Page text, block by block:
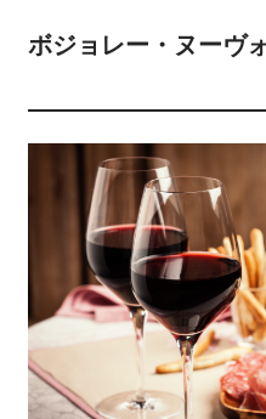
ボジョレー・ヌーヴ